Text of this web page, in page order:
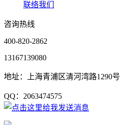
联络我们
咨询热线
400-820-2862
13167139080
地址：上海青浦区清河湾路1290号
QQ：2063474575